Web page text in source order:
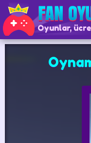
Oyunlar,